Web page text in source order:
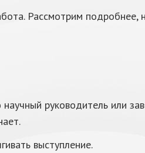
Рассмотрим
руководитель или
выступление.